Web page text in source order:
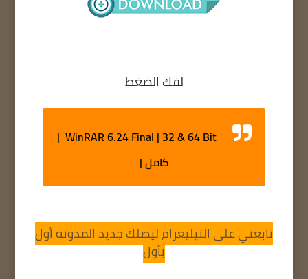
لفك الضغط
WinRAR 6.24 Final | 32 & 64 Bit |
كامل |
تابعني على التيليغرام ليصلك جديد المدونة أول
بأول